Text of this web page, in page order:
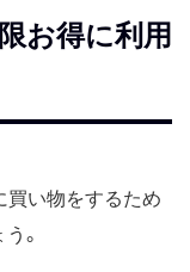
お得に利用
買い物をするため
。